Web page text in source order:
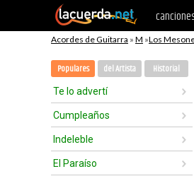
Acordes de Guitarra » M »Los
Populares del Artista Historial
Te lo advertí
Cumpleaños
Indeleble
El Paraíso